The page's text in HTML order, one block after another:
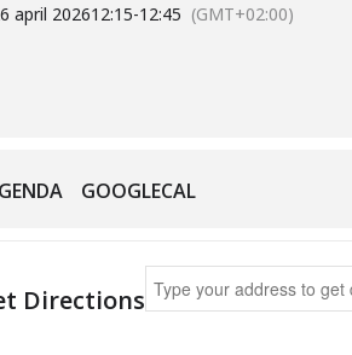
april 202612:15-12:45 (GMT+02:00)
GOOGLECAL
Directions